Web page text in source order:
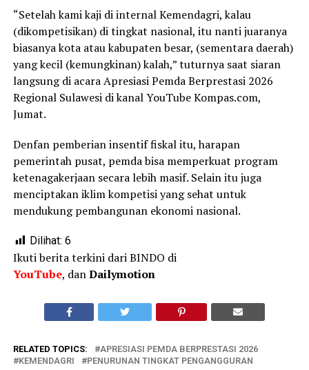
“Setelah kami kaji di internal Kemendagri, kalau
(dikompetisikan) di tingkat nasional, itu nanti juaranya
biasanya kota atau kabupaten besar, (sementara daerah)
yang kecil (kemungkinan) kalah,” tuturnya saat siaran
langsung di acara Apresiasi Pemda Berprestasi 2026
Regional Sulawesi di kanal YouTube Kompas.com,
Jumat.
Denfan pemberian insentif fiskal itu, harapan
pemerintah pusat, pemda bisa memperkuat program
ketenagakerjaan secara lebih masif. Selain itu juga
menciptakan iklim kompetisi yang sehat untuk
mendukung pembangunan ekonomi nasional.
Dilihat: 6
Ikuti berita terkini dari BINDO di
YouTube, danDailymotion
RELATED TOPICS:
APRESIASI PEMDA BERPRESTASI 2026
KEMENDAGRI
PENURUNAN TINGKAT PENGANGGURAN